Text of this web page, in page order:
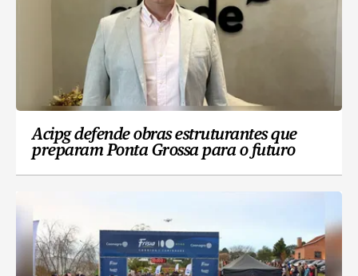
Acipg defende obras estruturantes que
preparam Ponta Grossa para o futuro